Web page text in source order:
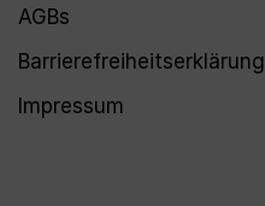
AGBs
Barrierefreiheitserklärung
Impressum